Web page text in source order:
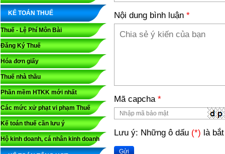
KẾ TOÁN THUẾ
Thuế - Lệ Phí Môn Bài
Đăng Ký Thuế
Hóa đơn giấy
Thuế nhà thầu
Phần mềm HTKK mới nhất
Các mức xử phạt vi phạm Thuế
Kế toán thuế cần lưu ý
Hộ kinh doanh, cá nhân kinh doanh
Nội dung bình luận *
Mã capcha *
Lưu ý: Những ô dấu (*) là
Gửi